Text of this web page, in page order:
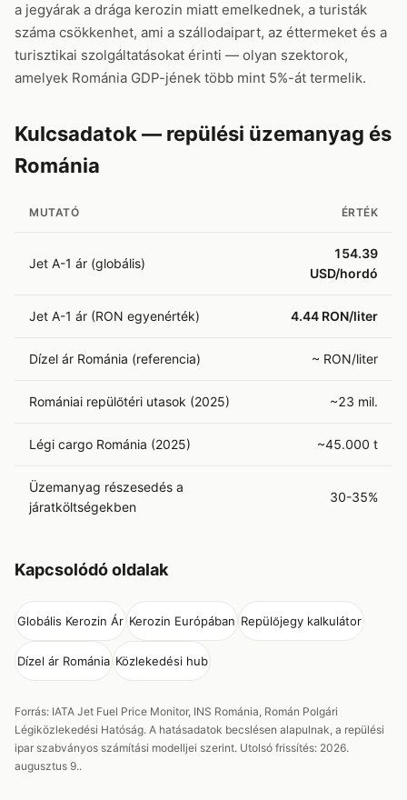
a jegyárak a drága kerozin miatt emelkednek, a turisták
száma csökkenhet, ami a szállodaipart, az éttermeket és a
turisztikai szolgáltatásokat érinti — olyan szektorok,
amelyek Románia GDP-jének több mint 5%-át termelik.
Kulcsadatok — repülési üzemanyag és
Románia
MUTATÓ ÉRTÉK
Jet A-1 ár (globális)
154.39
USD/hordó
Jet A-1 ár (RON egyenérték) 4.44 RON/liter
Dízel ár Románia (referencia) ~ RON/liter
Romániai repülőtéri utasok (2025) ~23 mil.
Légi cargo Románia (2025) ~45.000 t
Üzemanyag részesedés a
járatköltségekben
30-35%
Kapcsolódó oldalak
Globális Kerozin Ár Kerozin Európában Repülőjegy kalkulátor
Dízel ár Románia Közlekedési hub
Forrás: IATA Jet Fuel Price Monitor, INS Románia, Román Polgári
Légiközlekedési Hatóság. A hatásadatok becslésen alapulnak, a repülési
ipar szabványos számítási modelljei szerint. Utolsó frissítés: 2026.
augusztus 9..